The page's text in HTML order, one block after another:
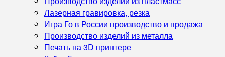
Лазерная гравировка, резка
Игра Го в России производство и продажа
Производство изделий из металла
Печать на 3D принтере